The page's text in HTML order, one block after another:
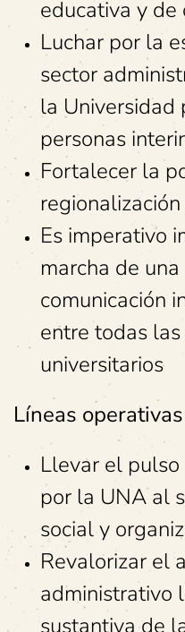
educativa y de
Luchar por la
sector
la Universidad
personas
Fortalecer la
Es imperativo
marcha de
comunicación
entre todas
universitarios
Líneas
Llevar el
por la UNA al
social y
Revalorizar el
administrativo
sustantiva de